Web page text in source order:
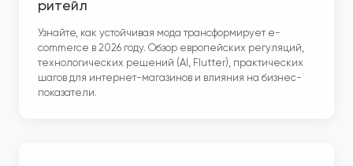
ритейл
Узнайте, как устойчивая мода трансформирует e-
commerce в 2026 году. Обзор европейских регуляций,
технологических решений (AI, Flutter), практических
шагов для интернет-магазинов и влияния на бизнес-
показатели.